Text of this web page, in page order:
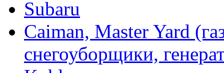
Subaru
Caiman, Master Yard
снегоуборщики,